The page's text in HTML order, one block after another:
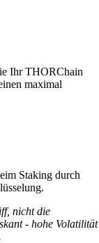
Ihr THORChain
maximal
Staking durch
nicht die
- hohe Volatilität